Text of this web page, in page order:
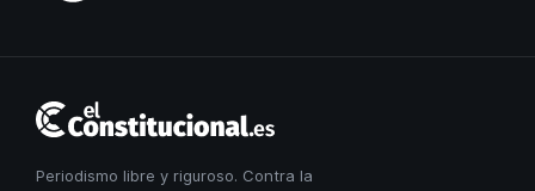
Constitucional
Periodismo libre y riguroso. Contra la